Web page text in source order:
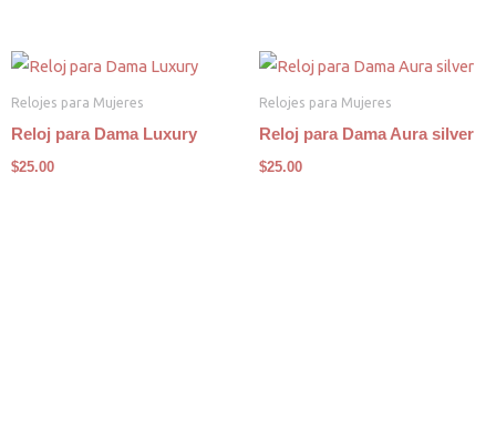
Relojes para Mujeres
Reloj para Dama Luxury
$25.00
Relojes para Mujeres
Reloj para Dama Aura silver
$25.00